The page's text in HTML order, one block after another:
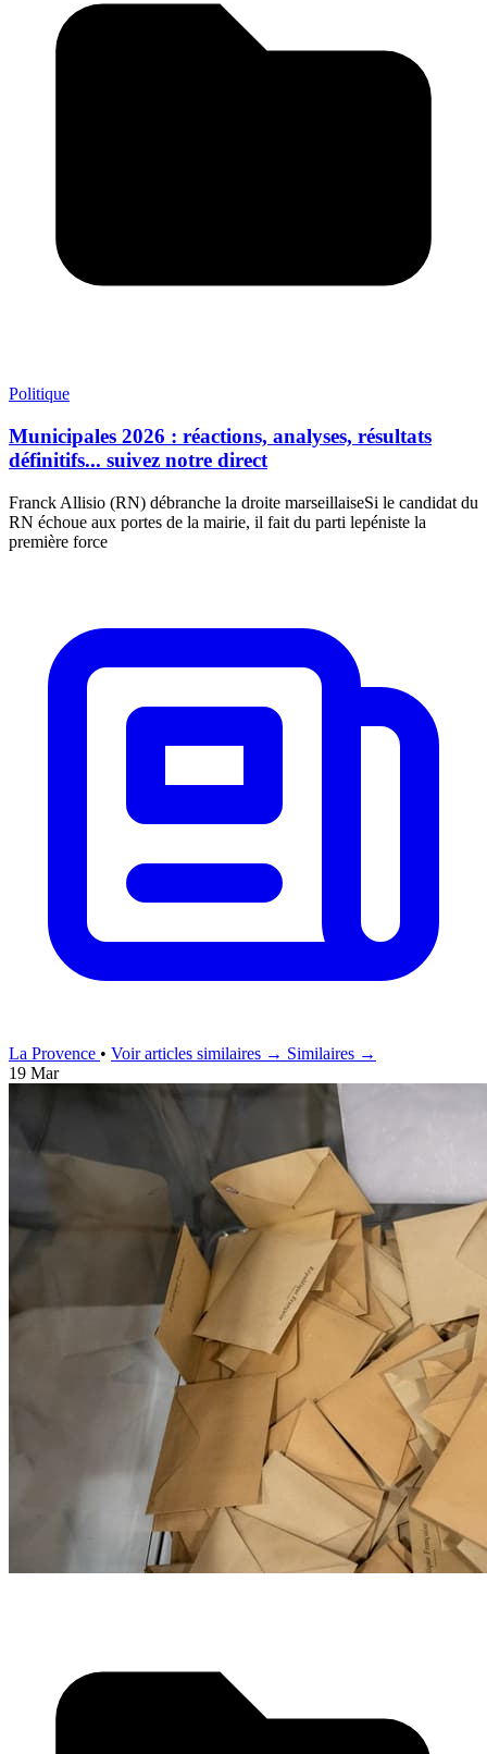
Politique
Municipales 2026 : réactions, analyses, résultats
définitifs... suivez notre direct
Franck Allisio (RN) débranche la droite marseillaiseSi le candidat du
RN échoue aux portes de la mairie, il fait du parti lepéniste la
première force
La Provence • Voir articles similaires → Similaires →
19 Mar